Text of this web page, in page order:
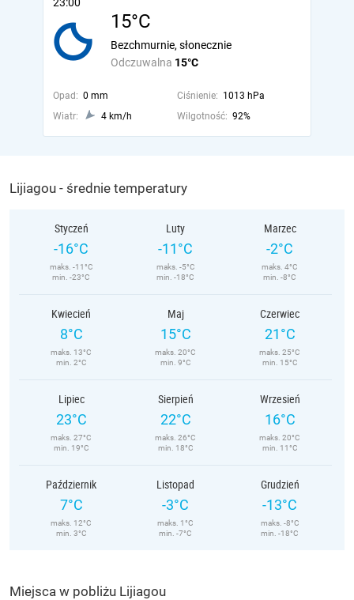
15°C
Odczuwalna 15°C
Bezchmurnie, słonecznie
Opad: 0 mm Ciśnienie: 1013 hPa
Wiatr:
4 km/h Wilgotność: 92%
Lijiagou - średnie temperatury
Styczeń
-16°C
maks. -11°C
min. -23°C
Luty
-11°C
maks. -5°C
min. -18°C
Marzec
-2°C
maks. 4°C
min. -8°C
Kwiecień
8°C
maks. 13°C
min. 2°C
Maj
15°C
maks. 20°C
min. 9°C
Czerwiec
21°C
maks. 25°C
min. 15°C
Lipiec
23°C
maks. 27°C
min. 19°C
Sierpień
22°C
maks. 26°C
min. 18°C
Wrzesień
16°C
maks. 20°C
min. 11°C
Październik
7°C
maks. 12°C
min. 3°C
Listopad
-3°C
maks. 1°C
min. -7°C
Grudzień
-13°C
maks. -8°C
min. -18°C
Miejsca w pobliżu Lijiagou